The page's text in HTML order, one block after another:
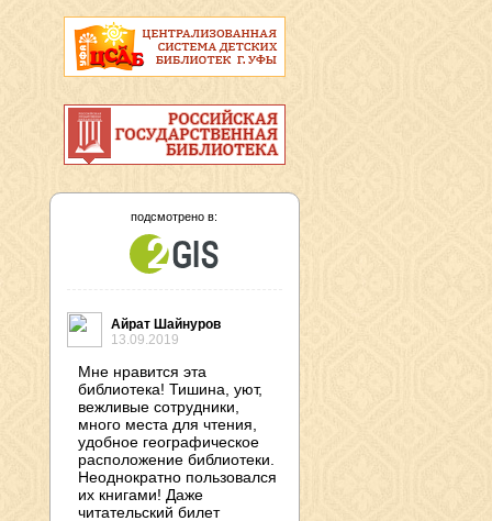
подсмотрено в:
Айрат Шайнуров
13.09.2019
Мне нравится эта
библиотека! Тишина, уют,
вежливые сотрудники,
много места для чтения,
удобное географическое
расположение библиотеки.
Неоднократно пользовался
их книгами! Даже
читательский билет